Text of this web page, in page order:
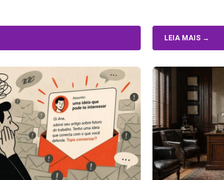
LEIA MAIS →